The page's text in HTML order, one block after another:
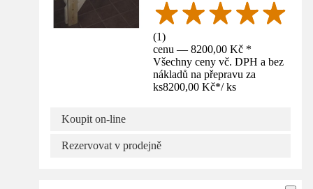
(1)
cenu — 8200,00 Kč *
Všechny ceny vč. DPH a bez
nákladů na přepravu za
ks8200,00 Kč*/ ks
Koupit on-line
Rezervovat v prodejně